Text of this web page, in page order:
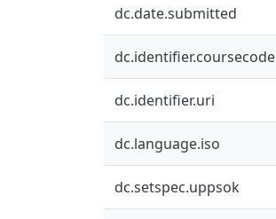
dc.date.submitted
dc.identifier.coursecode
dc.identifier.uri
dc.language.iso
dc.setspec.uppsok